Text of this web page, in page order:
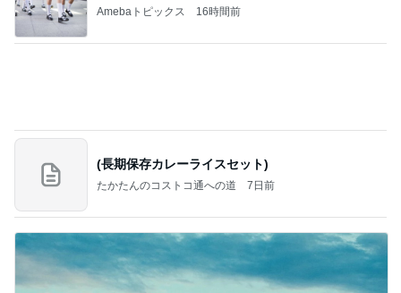
Amebaトピックス 16時間前
(長期保存カレーライスセット)
たかたんのコストコ通への道 7日前